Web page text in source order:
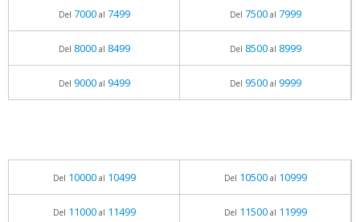
Del 7000al 7499 Del 7500al 7999
Del 8000al 8499 Del 8500al 8999
Del 9000al 9499 Del 9500al 9999
Del 10000al 10499 Del 10500al 10999
Del 11000al 11499 Del 11500al 11999